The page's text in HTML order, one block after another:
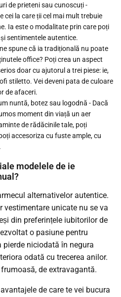
de prieteni sau cunoscuți -
cei la care ții cel mai mult trebuie
Ia este o modalitate prin care poți
sentimentele autentice.
spune că ia tradițională nu poate
office? Poți crea un aspect
doar cu ajutorul a trei piese: ie,
stiletto. Vei deveni pata de culoare
de afaceri.
nuntă, botez sau logodnă - Dacă
moment din viață un aer
de rădăcinile tale, poți
accesoriza cu fuste ample, cu
modelele de ie
alternativelor autentice.
vestimentare unicate nu se va
din preferințele iubitorilor de
o pasiune pentru
niciodată în negura
odată cu trecerea anilor.
de extravagantă.
de care te vei bucura